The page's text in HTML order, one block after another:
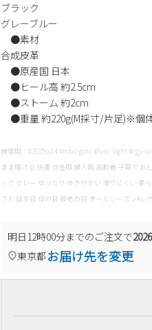
ブラック
グレーブルー
●素材
合成皮革
●原産国 日本
●ヒール高 約2.5cm
●ストーム 約2cm
●重量 約220g(M採寸/片足)※個体
検索用：#2025ss14 #mtal-gohi #func-light #cgy-
まま履ける 快適 女性用 婦人靴 高齢者 子育て
ック グレー ゆったり 歩きやすい 滑りにくい 柔
フト 誕生日 母の日 敬老の日 オールシーズン#
明日12時00分までのご注文で
東京都 お届け先を変更